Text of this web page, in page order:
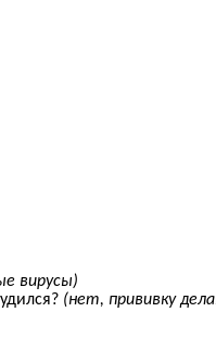
вирусы)
(нет, прививку